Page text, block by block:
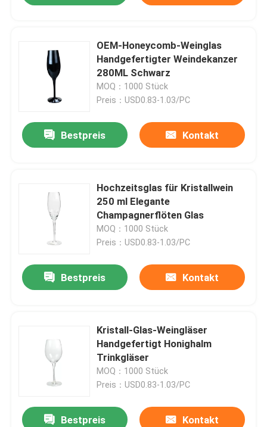
OEM-Honeycomb-Weinglas
Handgefertigter Weindekanzer
280ML Schwarz
MOQ：1000 Stück
Preis：USD0.83-1.03/PC
Bestpreis Kontakt
Hochzeitsglas für Kristallwein
250 ml Elegante
Champagnerflöten Glas
MOQ：1000 Stück
Preis：USD0.83-1.03/PC
Bestpreis Kontakt
Kristall-Glas-Weingläser
Handgefertigt Honighalm
Trinkgläser
MOQ：1000 Stück
Preis：USD0.83-1.03/PC
Bestpreis Kontakt